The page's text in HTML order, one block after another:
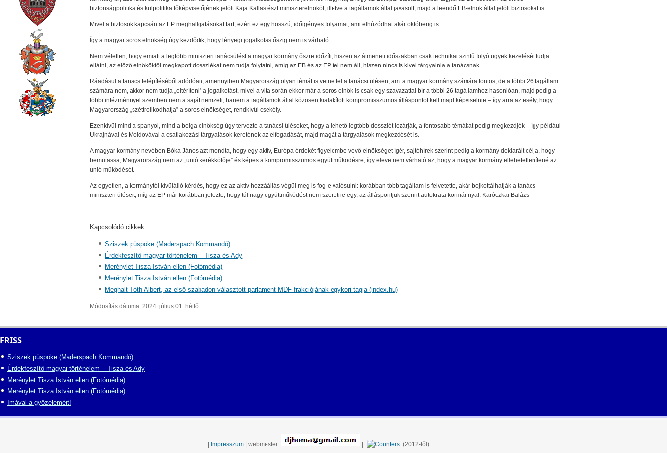
biztonságpolitika és külpolitika főképviselőjének jelölt Kaja Kallas észt miniszterelnököt, illetve a tagállamok által javasolt, majd a leendő EB-elnök által jelölt biztosokat is.
Mivel a biztosok kapcsán az EP meghallgatásokat tart, ezért ez egy hosszú, időigényes folyamat, ami elhúzódhat akár októberig is.
Így a magyar soros elnökség úgy kezdődik, hogy lényegi jogalkotás őszig nem is várható.
Nem véletlen, hogy emiatt a legtöbb miniszteri tanácsülést a magyar kormány őszre időzíti, hiszen az átmeneti időszakban csak technikai szintű folyó ügyek kezelését tudja
ellátni, az előző elnököktől megkapott dossziékat nem tudja folytatni, amíg az EB és az EP fel nem áll, hiszen nincs is kivel tárgyalnia a tanácsnak.
Ráadásul a tanács felépítéséből adódóan, amennyiben Magyarország olyan témát is vetne fel a tanácsi ülésen, ami a magyar kormány számára fontos, de a többi 26 tagállam
számára nem, akkor nem tudja „eltéríteni” a jogalkotást, mivel a vita során ekkor már a soros elnök is csak egy szavazattal bír a többi 26 tagállamhoz hasonlóan, majd pedig a
többi intézménnyel szemben nem a saját nemzeti, hanem a tagállamok által közösen kialakított kompromisszumos álláspontot kell majd képviselnie – így arra az esély, hogy
Magyarország „széttrollkodhatja” a soros elnökséget, rendkívül csekély.
Ezenkívül mind a spanyol, mind a belga elnökség úgy tervezte a tanácsi üléseket, hogy a lehető legtöbb dossziét lezárják, a fontosabb témákat pedig megkezdjék – így például
Ukrajnával és Moldovával a csatlakozási tárgyalások keretének az elfogadását, majd magát a tárgyalások megkezdését is.
A magyar kormány nevében Bóka János azt mondta, hogy egy aktív, Európa érdekét figyelembe vevő elnökséget ígér, sajtóhírek szerint pedig a kormány deklarált célja, hogy
bemutassa, Magyarország nem az „unió kerékkötője” és képes a kompromisszumos együttműködésre, így eleve nem várható az, hogy a magyar kormány ellehetetlenítené az
unió működését.
Az egyetlen, a kormánytól kívülálló kérdés, hogy ez az aktív hozzáállás végül meg is fog-e valósulni: korábban több tagállam is felvetette, akár bojkottálhatják a tanács
miniszteri üléseit, míg az EP már korábban jelezte, hogy túl nagy együttműködést nem szeretne egy, az álláspontjuk szerint autokrata kormánnyal. Karóczkai Balázs
Kapcsolódó cikkek
Sziszek püspöke (Maderspach Kommandó)
Érdekfeszítő magyar történelem – Tisza és Ady
Merénylet Tisza István ellen (Fotómédia)
Merénylet Tisza István ellen (Fotómédia)
Meghalt Tóth Albert, az első szabadon választott parlament MDF-frakciójának egykori tagja (index.hu)
Módosítás dátuma: 2024. július 01. hétfő
FRISS
Sziszek püspöke (Maderspach Kommandó)
Érdekfeszítő magyar történelem – Tisza és Ady
Merénylet Tisza István ellen (Fotómédia)
Merénylet Tisza István ellen (Fotómédia)
Imával a győzelemért!
Impresszum | webmester: (2012-től)